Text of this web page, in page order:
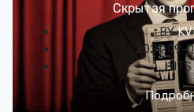
Скрытая
BY
2021-09-
HITS